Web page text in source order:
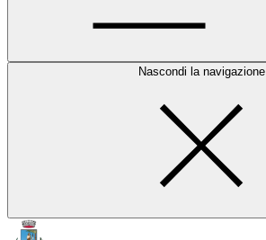
Nascondi la navigazione